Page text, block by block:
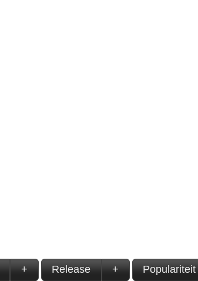
+ Release + Populariteit